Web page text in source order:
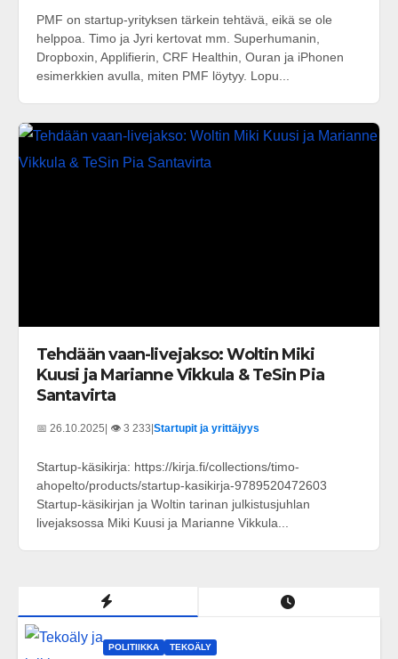
PMF on startup-yrityksen tärkein tehtävä, eikä se ole
helppoa. Timo ja Jyri kertovat mm. Superhumanin,
Dropboxin, Applifierin, CRF Healthin, Ouran ja iPhonen
esimerkkien avulla, miten PMF löytyy. Lopu...
Tehdään vaan-livejakso: Woltin Miki
Kuusi ja Marianne Vikkula & TeSin Pia
Santavirta
📅 26.10.2025| 👁️ 3 233|Startupit ja yrittäjyys
Startup-käsikirja: https://kirja.fi/collections/timo-
ahopelto/products/startup-kasikirja-9789520472603
Startup-käsikirjan ja Woltin tarinan julkistusjuhlan
livejaksossa Miki Kuusi ja Marianne Vikkula...
POLITIIKKA TEKOÄLY